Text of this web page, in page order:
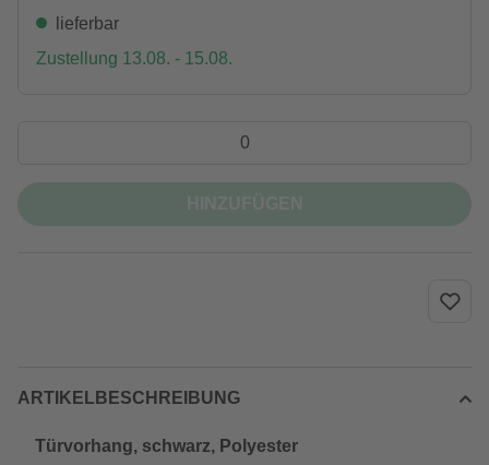
lieferbar
Zustellung 13.08. - 15.08.
ARTIKELBESCHREIBUNG
Türvorhang, schwarz, Polyester